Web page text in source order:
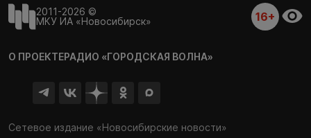
2011-2026 ©
МКУ ИА «Новосибирск»
16+
О ПРОЕКТЕРАДИО «ГОРОДСКАЯ ВОЛНА»
Сетевое издание «Новосибирские новости»